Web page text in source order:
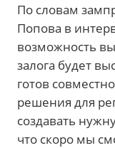
По словам
Попова в
возможность
залога будет
готов
решения для
создавать
что скоро мы